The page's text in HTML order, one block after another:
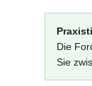
Die
Sie